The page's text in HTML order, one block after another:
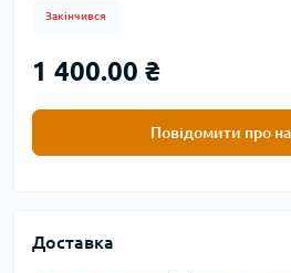
Закінчився
1 400.00 ₴
Повідомити про
Доставка